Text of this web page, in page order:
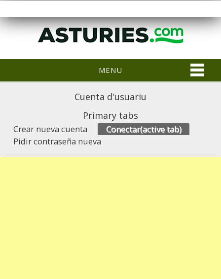
MENU
Cuenta d'usuariu
Primary tabs
Crear nueva cuenta Conectar(active tab)
Pidir contraseña nueva